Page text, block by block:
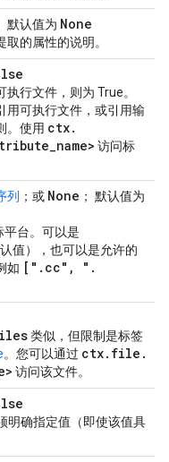
默认值为 None
的属性的说明。
行文件，则为 True。
用可执行文件，或引用输
。使用 ctx.
_name> 访问标
列 ；或 None ； 默认值为
平台。可以是
认值），也可以是允许的
如 [" . cc" , " .
类似，但限制是标签
。您可以通过 ctx. file .
访问该文件。
明确指定值（即使该值具